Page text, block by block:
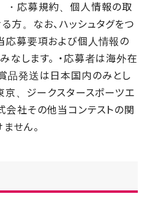
・応募規約、個人情報の取
方。なお、ハッシュタグをつ
応募要項および個人情報の
なします。 ・応募者は海外在
品発送は日本国内のみとし
京、ジークスタースポーツエ
会社その他当コンテストの関
せん。